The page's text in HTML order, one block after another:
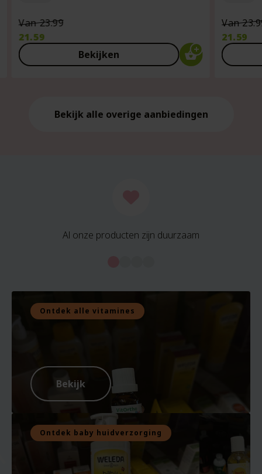
Van23.99Oorspronkelijke
was:
€23.99.
21.59
Huidige
prijs
Bekijken
Van
21.59
Huidige
prijs
Bekijk alle overige aanbiedingen
Al onze producten zijn duurzaam
Ontdek alle vitamines
Bekijk
Ontdek baby huidverzorging